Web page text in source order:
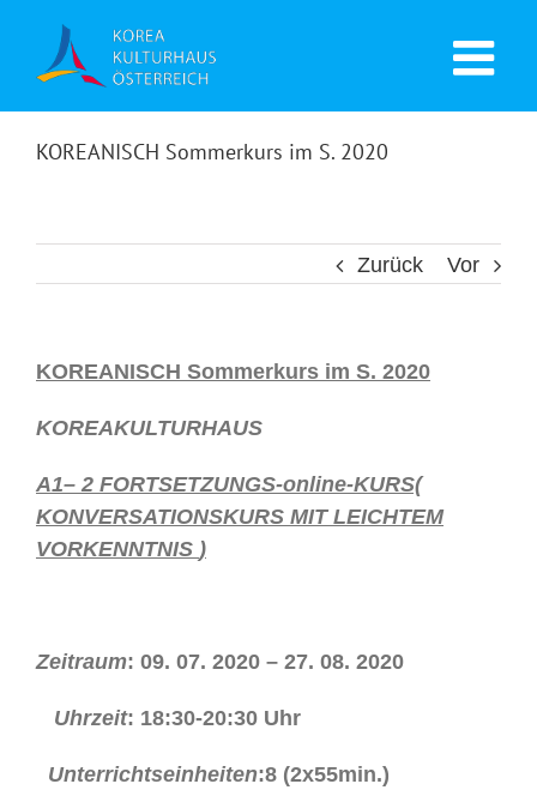
KOREANISCH Sommerkurs im S. 2020
Zurück Vor
KOREANISCH Sommerkurs im S. 2020
KOREAKULTURHAUS
A1– 2 FORTSETZUNGS-online-KURS(
KONVERSATIONSKURS MIT LEICHTEM
VORKENNTNIS )
Zeitraum: 09. 07. 2020 – 27. 08. 2020
Uhrzeit: 18:30-20:30 Uhr
Unterrichtseinheiten:8 (2x55min.)